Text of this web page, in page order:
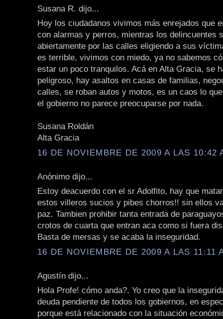
Susana R. dijo...
Hoy los ciudadanos vivimos más enrejados que
con alarmas y perros, mientras los delincuentes
abiertamente por las calles eligiendo a sus
es terrible, vivimos con miedo, ya no sabemos
estar un poco tranquilos. Acá en Alta Gracia, se
peligroso, hay asaltos en casas de familias,
calles, se roban autos y motos, es un caos lo
el gobierno no parece preocuparse por nada.
Susana Roldán
Alta Gracia
16 DE NOVIEMBRE DE 2009 A LAS 10:42
Anónimo dijo...
Estoy deacuerdo con el sr Adolfito, hay que
estos villeros sucios y pibes chorros!! sin ellos
paz. Tambien prohibir tanta entrada de
crotos de cuarta que entran aca como si fuera
Basta de mersas y se acaba la inseguridad.
16 DE NOVIEMBRE DE 2009 A LAS 11:11
Agustín dijo...
Hola Profe! cómo anda?. Yo creo que la
deuda pendiente de todos los gobiernos, en
porque está relacionado con la situación